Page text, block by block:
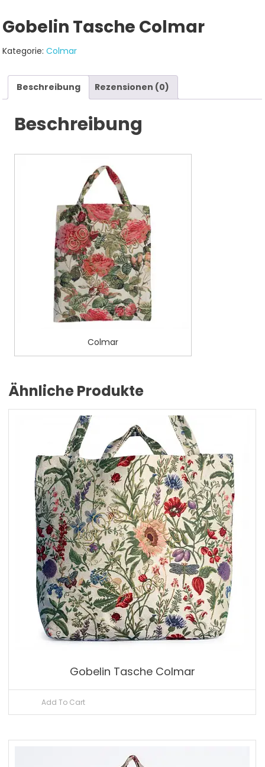
Gobelin Tasche Colmar
Kategorie:Colmar
Beschreibung Rezensionen (0)
Beschreibung
Colmar
Ähnliche Produkte
Gobelin Tasche Colmar
Add To Cart